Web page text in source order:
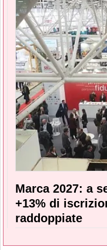
Marca 2027: a
+13% di
raddoppiate